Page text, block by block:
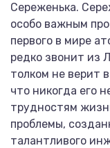
Сереженька.
особо важным
первого в мире
редко звонит из
толком не верит
что никогда его
трудностям
проблемы,
талантливого